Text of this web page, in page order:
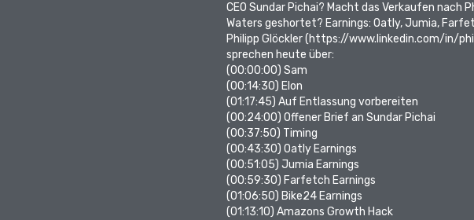
CEO Sundar Pichai? Macht das Verkaufen nach
Waters geshortet? Earnings: Oatly, Jumia,
Philipp Glöckler (https://www.linkedin.com/in/
sprechen heute über:
(00:00:00) Sam
(00:14:30) Elon
(01:17:45) Auf Entlassung vorbereiten
(00:24:00) Offener Brief an Sundar Pichai
(00:37:50) Timing
(00:43:30) Oatly Earnings
(00:51:05) Jumia Earnings
(00:59:30) Farfetch Earnings
(01:06:50) Bike24 Earnings
(01:13:10) Amazons Growth Hack